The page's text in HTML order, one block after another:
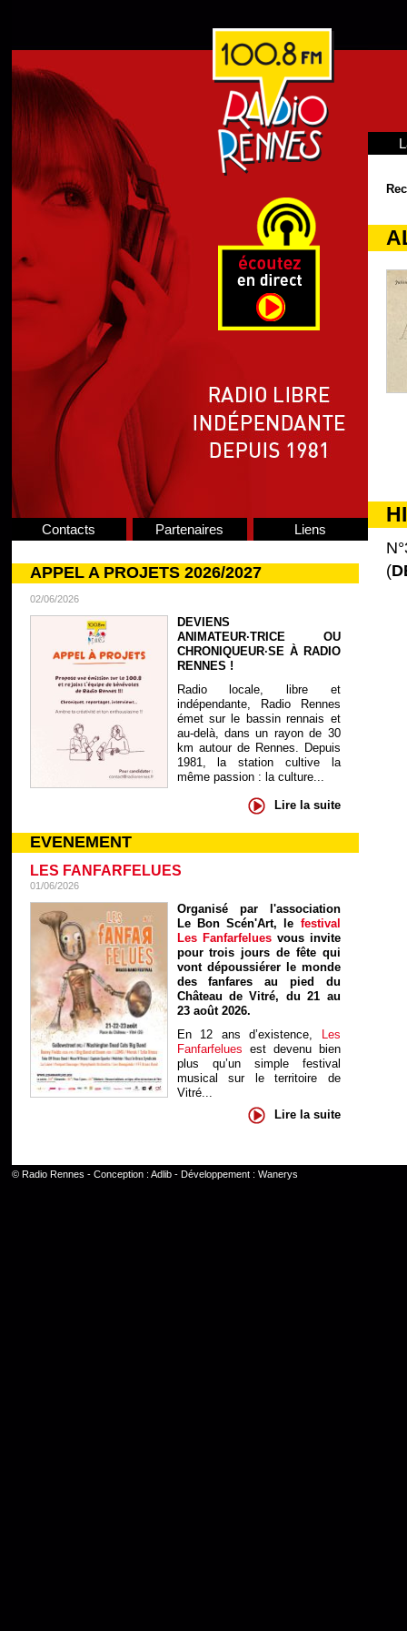
Contacts Partenaires Liens
APPEL A PROJETS 2026/2027
02/06/2026
DEVIENS
ANIMATEUR·TRICE OU
CHRONIQUEUR·SE À RADIO
RENNES !
Radio locale, libre et
indépendante, Radio Rennes
émet sur le bassin rennais et
au-delà, dans un rayon de 30
km autour de Rennes. Depuis
1981, la station cultive la
même passion : la culture...
Lire la suite
EVENEMENT
LES FANFARFELUES
01/06/2026
Organisé par l'association
Le Bon Scén'Art, le festival
Les Fanfarfelues vous invite
pour trois jours de fête qui
vont dépoussiérer le monde
des fanfares au pied du
Château de Vitré, du 21 au
23 août 2026.
En 12 ans d’existence, Les
Fanfarfelues est devenu bien
plus qu’un simple festival
musical sur le territoire de
Vitré...
Lire la suite
(
© Radio Rennes - Conception : Adlib- Développement : Wanerys